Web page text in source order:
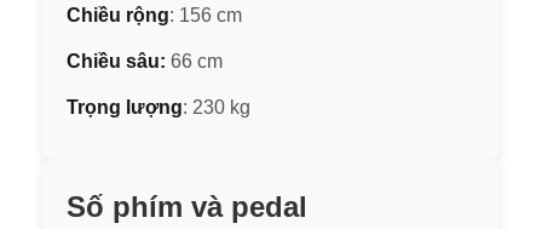
Chiều rộng: 156 cm
Chiều sâu: 66 cm
Trọng lượng: 230 kg
Số phím và pedal